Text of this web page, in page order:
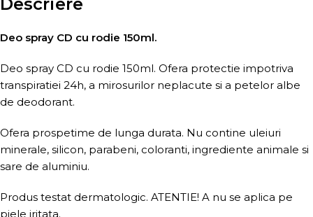
Deo spray CD cu rodie 150ml.
Deo spray CD cu rodie 150ml. Ofera protectie impotriva
transpiratiei 24h, a mirosurilor neplacute si a petelor albe
de deodorant.
Ofera prospetime de lunga durata. Nu contine uleiuri
minerale, silicon, parabeni, coloranti, ingrediente animale si
sare de aluminiu.
Produs testat dermatologic. ATENTIE! A nu se aplica pe
piele iritata.